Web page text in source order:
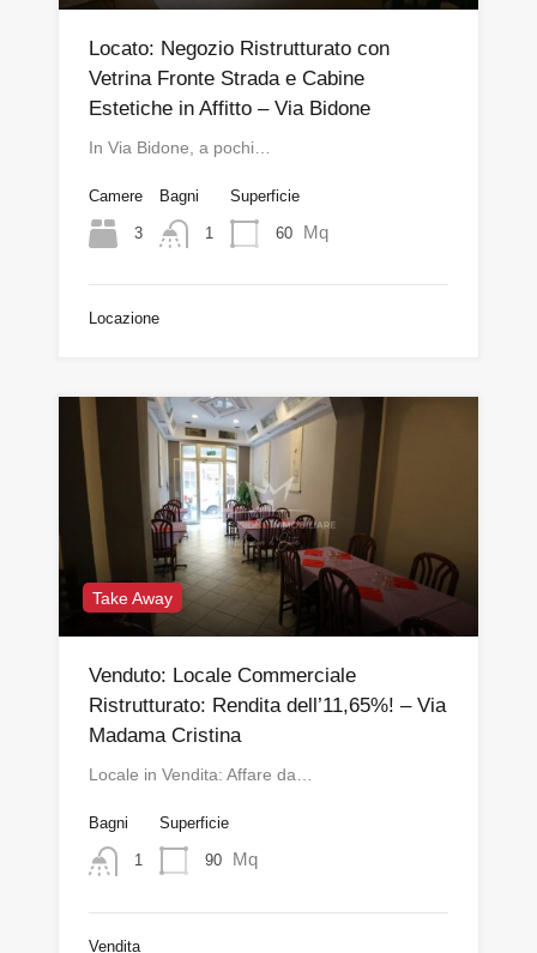
Locato: Negozio Ristrutturato con
Vetrina Fronte Strada e Cabine
Estetiche in Affitto – Via Bidone
In Via Bidone, a pochi…
Camere
3
Bagni
1
Superficie
60 Mq
Locazione
Take Away
Venduto: Locale Commerciale
Ristrutturato: Rendita dell’11,65%! – Via
Madama Cristina
Locale in Vendita: Affare da…
Bagni
1
Superficie
90 Mq
Vendita